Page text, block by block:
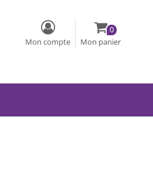
Mon compte
0
Mon panier